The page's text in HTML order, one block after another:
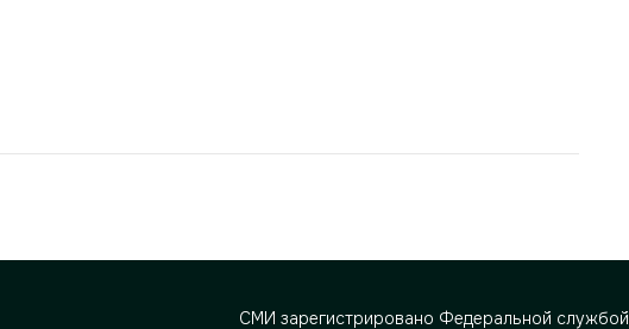
СМИ зарегистрировано Федеральной